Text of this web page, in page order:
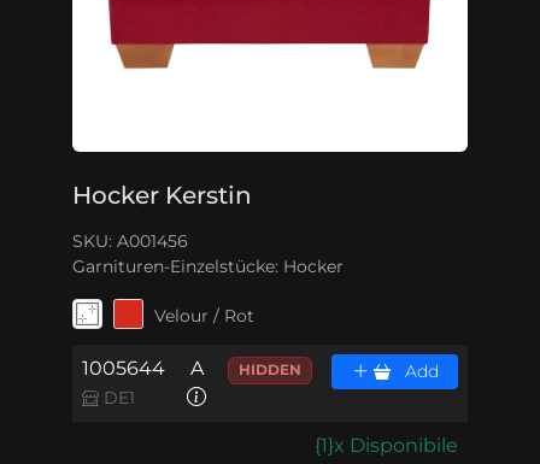
Hocker Kerstin
SKU: A001456
Garnituren-Einzelstücke: Hocker
Velour / Rot
1005644
DE1
A HIDDEN Add
{1}x Disponibile